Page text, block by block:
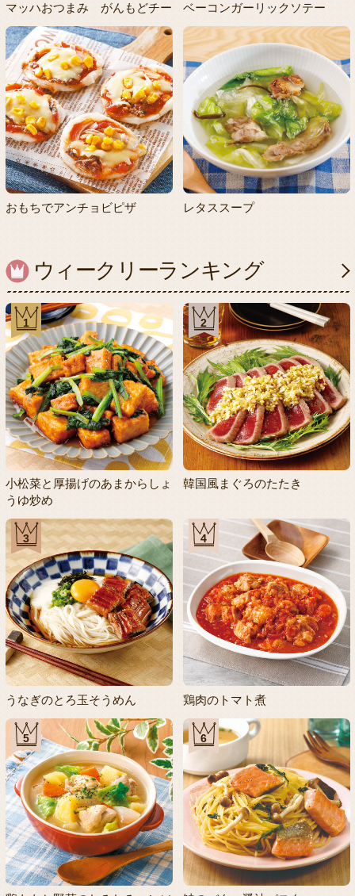
マッハおつまみ がんもどチー ベーコンガーリックソテー
おもちでアンチョビピザ レタススープ
ウィークリーランキング
1
小松菜と厚揚げのあまからしょ
うゆ炒め
2
韓国風まぐろのたたき
3
うなぎのとろ玉そうめん
4
鶏肉のトマト煮
5 6